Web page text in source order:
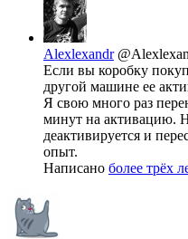
Alexlexandr
Если вы коробку
другой машине ее
Я свою много раз
минут на активацию.
деактивируется и
опыт.
Написано более трёх